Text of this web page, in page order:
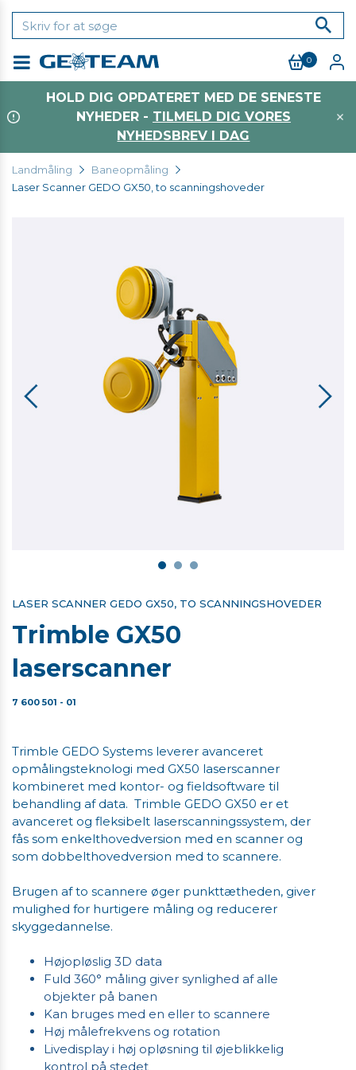
0
HOLD DIG OPDATERET MED DE SENESTE
NYHEDER - TILMELD DIG VORES
NYHEDSBREV I DAG
Landmåling
Baneopmåling
Laser Scanner GEDO GX50, to scanningshoveder
LASER SCANNER GEDO GX50, TO SCANNINGSHOVEDER
Trimble GX50
laserscanner
7 600 501 - 01
Trimble GEDO Systems leverer avanceret
opmålingsteknologi med GX50 laserscanner
kombineret med kontor- og fieldsoftware til
behandling af data. Trimble GEDO GX50 er et
avanceret og fleksibelt laserscanningssystem, der
fås som enkelthovedversion med en scanner og
som dobbelthovedversion med to scannere.
Brugen af to scannere øger punkttætheden, giver
mulighed for hurtigere måling og reducerer
skyggedannelse.
Højopløslig 3D data
Fuld 360° måling giver synlighed af alle
objekter på banen
Kan bruges med en eller to scannere
Høj målefrekvens og rotation
Livedisplay i høj opløsning til øjeblikkelig
kontrol på stedet